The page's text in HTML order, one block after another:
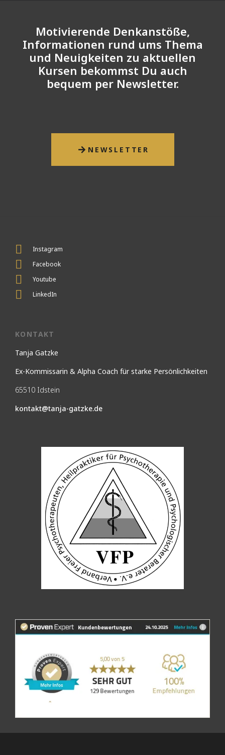
Motivierende Denkanstöße,
Informationen rund ums Thema
und Neuigkeiten zu aktuellen
Kursen bekommst Du auch
bequem per Newsletter.
NEWSLETTER
Instagram
Facebook
Youtube
LinkedIn
KONTAKT
Tanja Gatzke
Ex-Kommissarin & Alpha Coach für starke Persönlichkeiten
65510 Idstein
kontakt@tanja-gatzke.de